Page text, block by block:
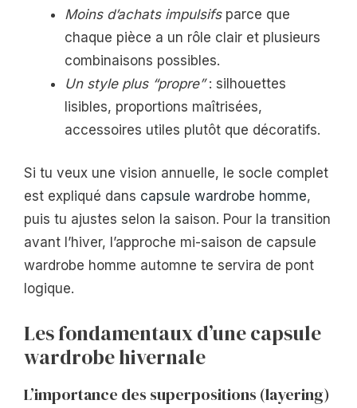
Moins d’achats impulsifsparce que
chaque pièce a un rôle clair et plusieurs
combinaisons possibles.
Un style plus “propre”: silhouettes
lisibles, proportions maîtrisées,
accessoires utiles plutôt que décoratifs.
Si tu veux une vision annuelle, le socle complet
est expliqué dans capsule wardrobe homme,
puis tu ajustes selon la saison. Pour la transition
avant l’hiver, l’approche mi-saison de capsule
wardrobe homme automne te servira de pont
logique.
Les fondamentaux d’une capsule
wardrobe hivernale
L’importance des superpositions (layering)